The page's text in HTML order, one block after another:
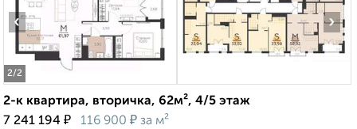
2/2
‹ ›
2-к квартира, вторичка, 62м², 4/5 этаж
7 241 194 ₽ 116 900 ₽ за м²